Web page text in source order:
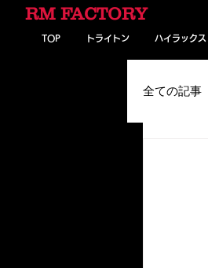
TOP トライトン ハイラックス
RM FACTORY
全ての記事
パン
トレ